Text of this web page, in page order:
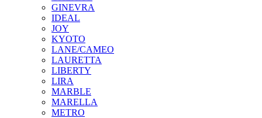
GINEVRA
IDEAL
JOY
KYOTO
LANE/CAMEO
LAURETTA
LIBERTY
LIRA
MARBLE
MARELLA
METRO